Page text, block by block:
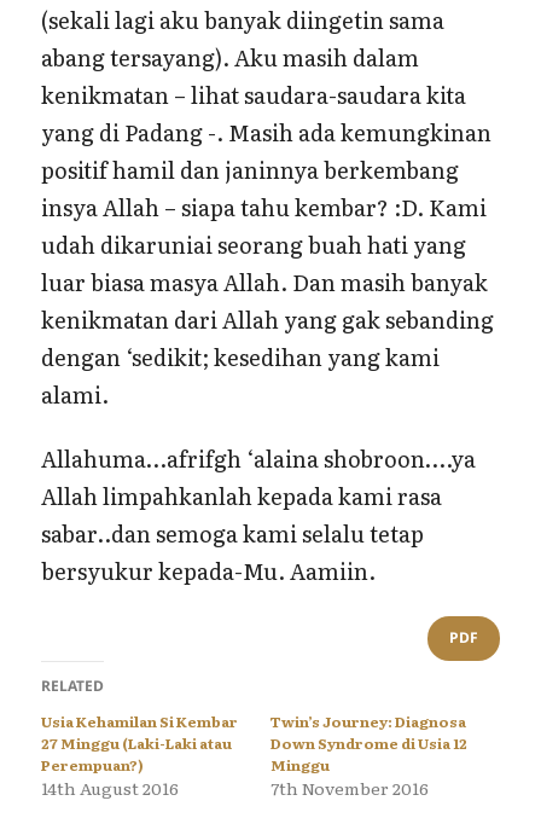
(sekali lagi aku banyak diingetin sama
abang tersayang). Aku masih dalam
kenikmatan – lihat saudara-saudara kita
yang di Padang -. Masih ada kemungkinan
positif hamil dan janinnya berkembang
insya Allah – siapa tahu kembar? :D. Kami
udah dikaruniai seorang buah hati yang
luar biasa masya Allah. Dan masih banyak
kenikmatan dari Allah yang gak sebanding
dengan ‘sedikit; kesedihan yang kami
alami.
Allahuma…afrifgh ‘alaina shobroon….ya
Allah limpahkanlah kepada kami rasa
sabar..dan semoga kami selalu tetap
bersyukur kepada-Mu. Aamiin.
PDF
RELATED
Usia Kehamilan Si Kembar
27 Minggu (Laki-Laki atau
Perempuan?)
14th August 2016
Twin’s Journey: Diagnosa
Down Syndrome di Usia 12
Minggu
7th November 2016